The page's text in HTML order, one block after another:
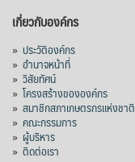
เกี่ยวกับองค์กร
» ประวัติองค์กร
» อำนาจหน้าที่
» วิสัยทัศน์
» โครงสร้างขององค์กร
» สมาชิกสภาเกษตรกรแห่งชาติ
» คณะกรรมการ
» ผู้บริหาร
» ติดต่อเรา